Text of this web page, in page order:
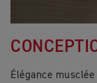
Élégance